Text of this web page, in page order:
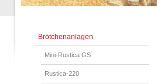
Brötchenanlagen
Mini-Rustica GS
Rustica-220